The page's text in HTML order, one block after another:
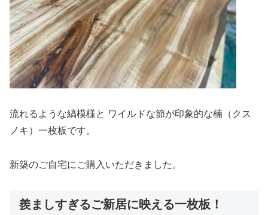
流れるような縞模様と ワイルドな節が印象的な楠（クス
ノキ）一枚板です。
新築のご自宅にご購入いただきました。
羨ましすぎるご新居に映える一枚板！